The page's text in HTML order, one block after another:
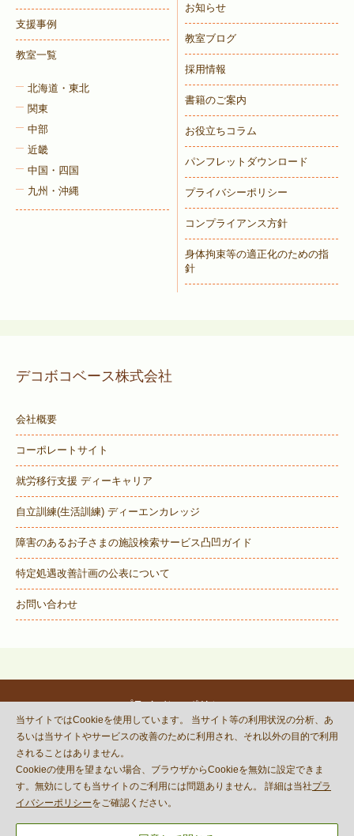
支援事例
教室一覧
北海道・東北
関東
中部
近畿
中国・四国
九州・沖縄
お知らせ
教室ブログ
採用情報
書籍のご案内
お役立ちコラム
パンフレットダウンロード
プライバシーポリシー
コンプライアンス方針
身体拘束等の適正化のための指
針
デコボコベース株式会社
会社概要
コーポレートサイト
就労移行支援 ディーキャリア
自立訓練(生活訓練) ディーエンカレッジ
障害のあるお子さまの施設検索サービス凸凹ガイド
特定処遇改善計画の公表について
お問い合わせ
プライバシーポリシー
© DECOBOCO BASE Co.,Ltd.
and Terms of Serviceapply.
当サイトではCookieを使用しています。 当サイト等の利用状況の分析、あ
るいは当サイトやサービスの改善のために利用され、それ以外の目的で利用
されることはありません。
Cookieの使用を望まない場合、ブラウザからCookieを無効に設定できま
す。無効にしても当サイトのご利用には問題ありません。 詳細は当社プラ
イバシーポリシーをご確認ください。